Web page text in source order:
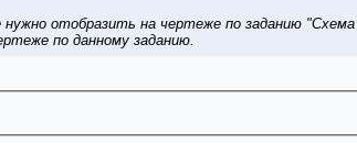
отобразить на чертеже по заданию
по данному заданию.